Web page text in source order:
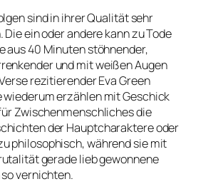
sind in ihrer Qualität sehr
ein oder andere kann zu Tode
aus 40 Minuten stöhnender,
und mit weißen Augen
rezitierender Eva Green
wiederum erzählen mit Geschick
Zwischenmenschliches die
der Hauptcharaktere oder
philosophisch, während sie mit
gerade lieb gewonnene
vernichten.